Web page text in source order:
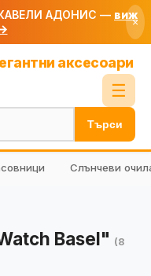
АДОНИС — виж
×
аксесоари
☰
Търси
Слънчеви
Basel" (8